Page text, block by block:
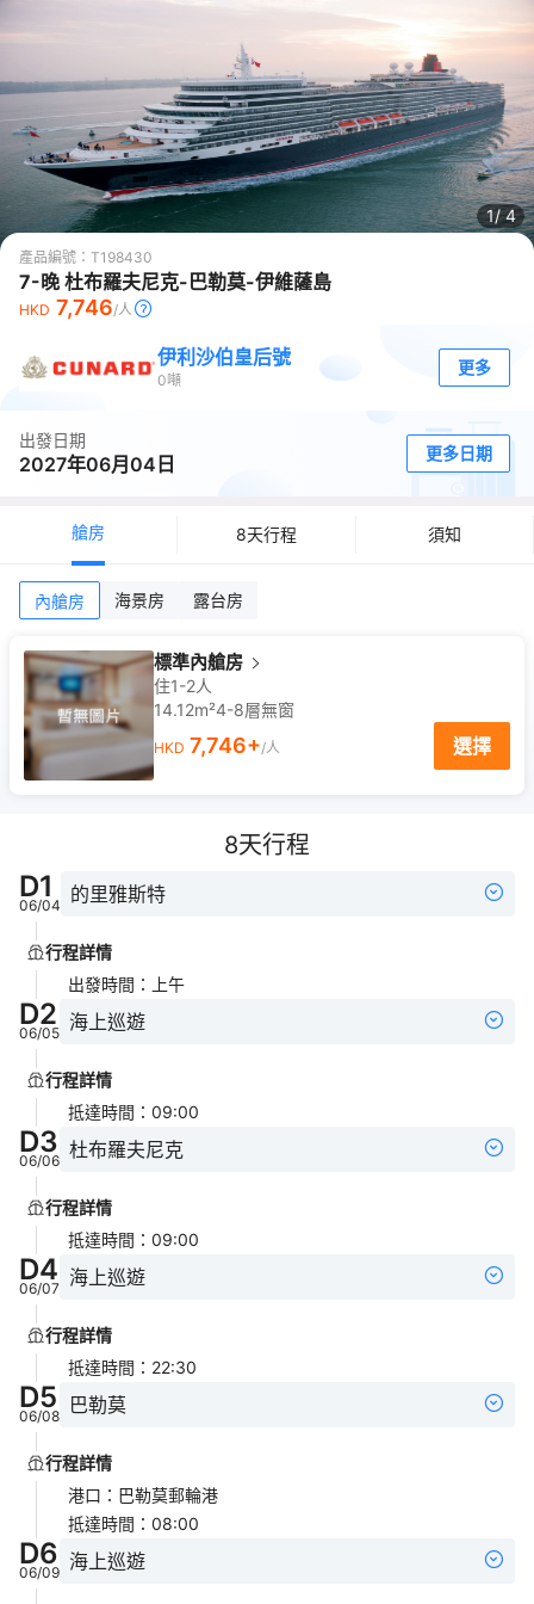
1/4
產品編號： T198430
7-晚 杜布羅夫尼克-巴勒莫-伊維薩島
HKD 7,746/人
伊利沙伯皇后號
0噸
更多
出發日期
2027年06月04日 更多日期
艙房 8天行程 須知
內艙房 海景房 露台房
標準內艙房
住1-2人
14.12m²4-8層無窗
HKD 7,746+/人 選擇
8天行程
D1
06/04 的里雅斯特
行程詳情
出發時間 ： 上午
D2
06/05 海上巡遊
行程詳情
抵達時間 ： 09:00
D3
06/06 杜布羅夫尼克
行程詳情
抵達時間 ： 09:00
D4
06/07 海上巡遊
行程詳情
抵達時間 ： 22:30
D5
06/08 巴勒莫
行程詳情
港口 ： 巴勒莫郵輪港
抵達時間 ： 08:00
D6
06/09 海上巡遊